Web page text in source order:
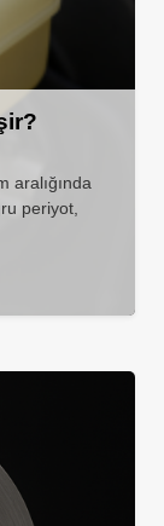
aralığında
periyot,